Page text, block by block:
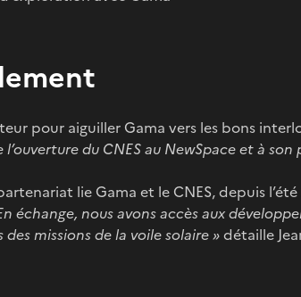
pour aiguiller Gama vers les bons
du CNES au NewSpace et à
lie Gama et le CNES, depuis l’été
échange, nous avons accès aux
missions de la voile solaire »détaille